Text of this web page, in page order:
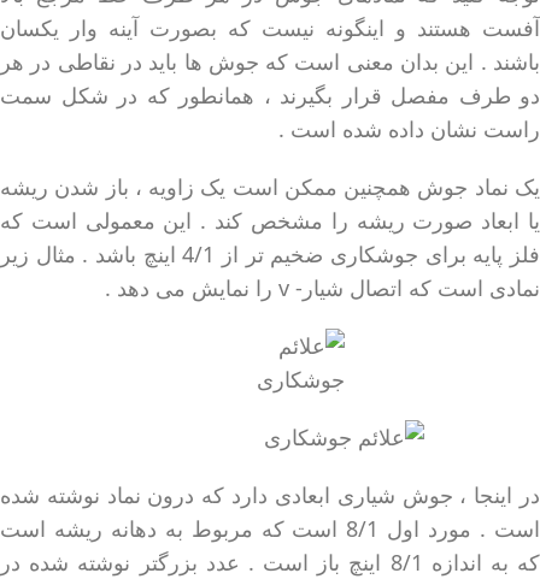
آفست هستند و اینگونه نیست که بصورت آینه وار یکسان
باشند . این بدان معنی است که جوش ها باید در نقاطی در هر
دو طرف مفصل قرار بگیرند ، همانطور که در شکل سمت
راست نشان داده شده است .
یک نماد جوش همچنین ممکن است یک زاویه ، باز شدن ریشه
یا ابعاد صورت ریشه را مشخص کند . این معمولی است که
فلز پایه برای جوشکاری ضخیم تر از 4/1 اینچ باشد . مثال زیر
نمادی است که اتصال شیار- v را نمایش می دهد .
در اینجا ، جوش شیاری ابعادی دارد که درون نماد نوشته شده
است . مورد اول 8/1 است که مربوط به دهانه ریشه است
که به اندازه 8/1 اینچ باز است . عدد بزرگتر نوشته شده در